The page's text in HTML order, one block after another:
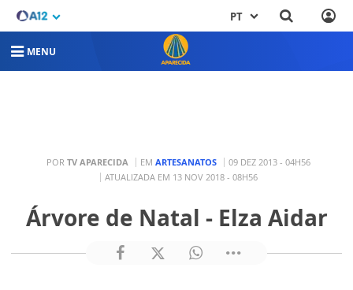
PT
MENU
POR TV APARECIDA EM ARTESANATOS
09 DEZ 2013 - 04H56
ATUALIZADA EM 13 NOV 2018 - 08H56
Árvore de Natal - Elza Aidar